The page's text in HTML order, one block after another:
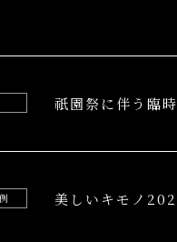
祇園祭に伴う臨
美しいキモノ